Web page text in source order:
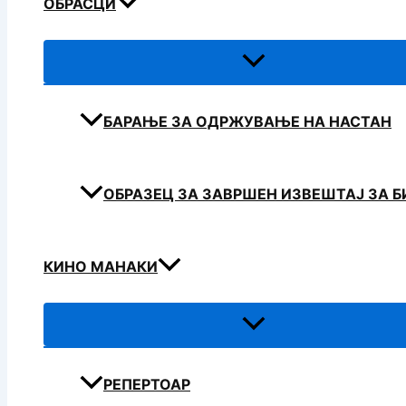
ОБРАСЦИ
БАРАЊЕ ЗА ОДРЖУВАЊЕ НА НАСТАН
ОБРАЗЕЦ ЗА ЗАВРШЕН ИЗВЕШТАЈ ЗА
КИНО МАНАКИ
РЕПЕРТОАР